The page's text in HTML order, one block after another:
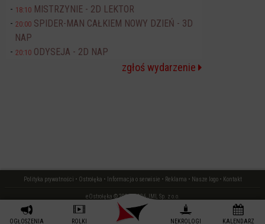
18:10 MISTRZYNIE - 2D LEKTOR
20:00 SPIDER-MAN CAŁKIEM NOWY DZIEŃ - 3D
NAP
20:10 ODYSEJA - 2D NAP
zgłoś wydarzenie
Polityka prywatności • Ostrołęka • Informacja o serwisie • Reklama • Nasze logo• Kontakt
eOstrołęka © 2006 - 2026 JML Sp. z o.o.
OGŁOSZENIA ROLKI NEKROLOGI KALENDARZ